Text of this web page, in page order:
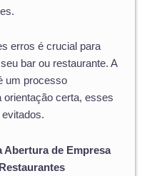
erros é crucial para
bar ou restaurante. A
um processo
certa, esses
Abertura de Empresa